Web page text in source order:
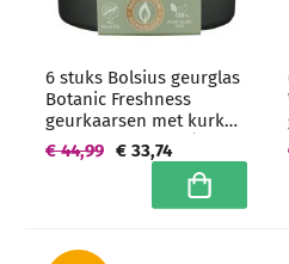
6 stuks Bolsius geurglas
Botanic Freshness
geurkaarsen met kurk
deksel 66/83 mm (21
uur) - grootverpakking
€ 33,74
€ 44,99
In